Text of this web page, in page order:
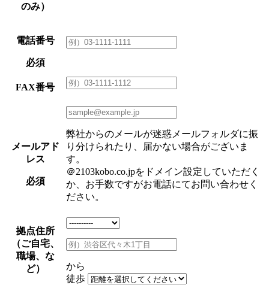
のみ）
電話番号
必須
FAX番号
メールアド
レス
必須
弊社からのメールが迷惑メールフォルダに振
り分けられたり、届かない場合がございま
す。
＠2103kobo.co.jpをドメイン設定していただく
か、お手数ですがお電話にてお問い合わせく
ださい。
拠点住所
（ご自宅、
職場、な
ど）
から
徒歩